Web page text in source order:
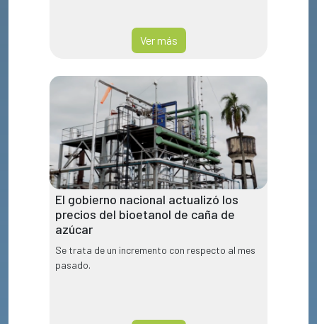
Ver más
El gobierno nacional actualizó los
precios del bioetanol de caña de
azúcar
Se trata de un incremento con respecto al mes
pasado.